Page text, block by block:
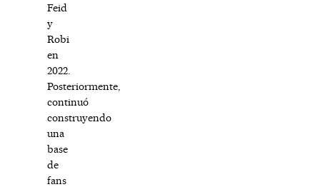
Feid
y
Robi
en
2022.
Posteriormente,
continuó
construyendo
una
base
de
fans